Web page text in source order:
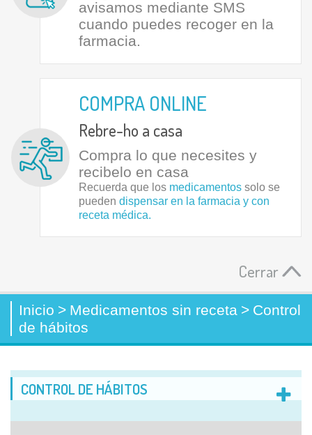
avisamos mediante SMS
cuando puedes recoger en la
farmacia.
COMPRA ONLINE
Rebre-ho a casa
Compra lo que necesites y
recibelo en casa
Recuerda que los medicamentos solo se
pueden dispensar en la farmacia y con
receta médica.
Cerrar
Inicio > Medicamentos sin receta > Control
de hábitos
CONTROL DE HÁBITOS